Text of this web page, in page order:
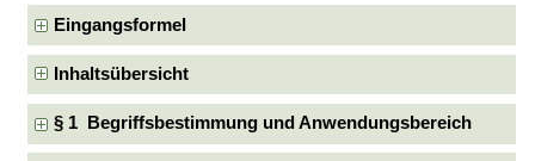
Eingangsformel
Inhaltsübersicht
§ 1 Begriffsbestimmung und Anwendungsbereich